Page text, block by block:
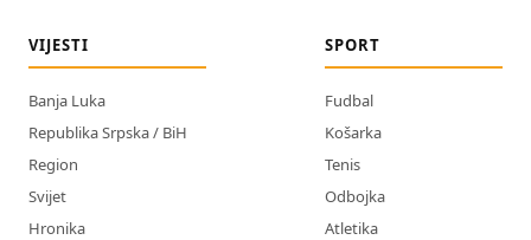
VIJESTI
Banja Luka
Republika Srpska / BiH
Region
Svijet
Hronika
SPORT
Fudbal
Košarka
Tenis
Odbojka
Atletika